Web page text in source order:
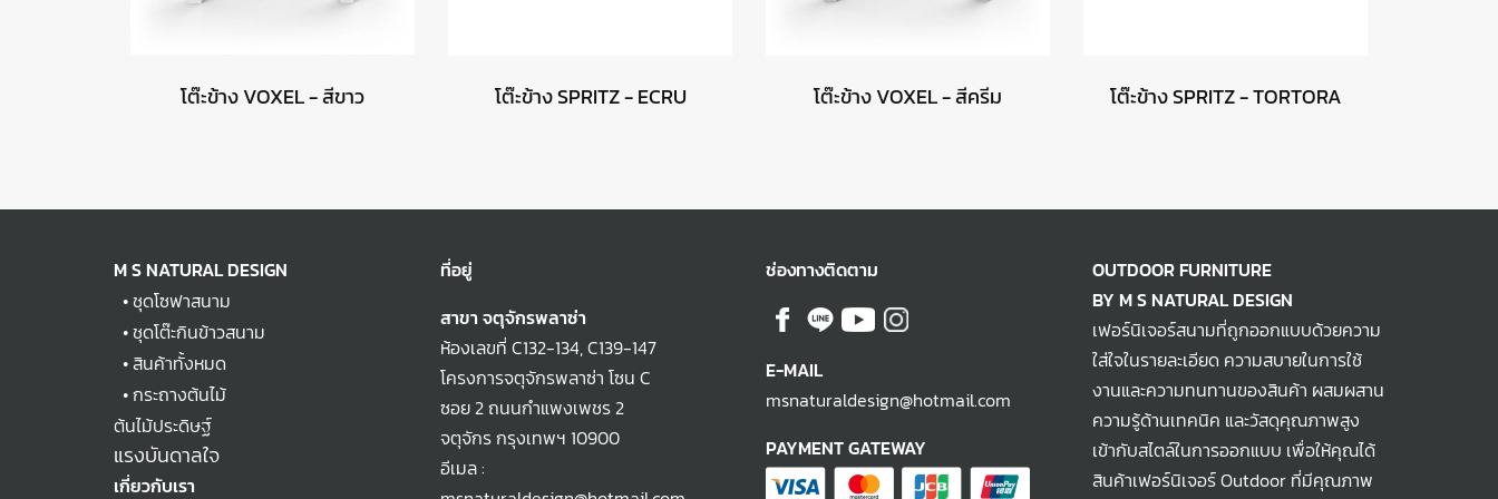
โต๊ะข้าง VOXEL - สีขาว โต๊ะข้าง SPRITZ - ECRU โต๊ะข้าง VOXEL - สีครีม โต๊ะข้าง SPRITZ - TORTORA
M S NATURAL DESIGN
•ชุดโซฟาสนาม
•ชุดโต๊ะกินข้าวสนาม
•สินค้าทั้งหมด
•กระถางต้นไม้
ต้นไม้ประดิษฐ์
แรงบันดาลใจ
เกี่ยวกับเรา
ที่อยู่
สาขา จตุจักรพลาซ่า
ห้องเลขที่ C132-134, C139-147
โครงการจตุจักรพลาซ่า โซน C
ซอย 2 ถนนกำแพงเพชร 2
จตุจักร กรุงเทพฯ 10900
อีเมล :
ช่องทางติดตาม
E-MAIL
msnaturaldesign@hotmail.com
PAYMENT GATEWAY
OUTDOOR FURNITURE
BY M S NATURAL DESIGN
เฟอร์นิเจอร์สนามที่ถูกออกแบบด้วยความ
ใส่ใจในรายละเอียด ความสบายในการใช้
งานและความทนทานของสินค้า ผสมผสาน
ความรู้ด้านเทคนิค และวัสดุคุณภาพสูง
เข้ากับสไตล์ในการออกแบบ เพื่อให้คุณได้
สินค้าเฟอร์นิเจอร์ Outdoor ที่มีคุณภาพ